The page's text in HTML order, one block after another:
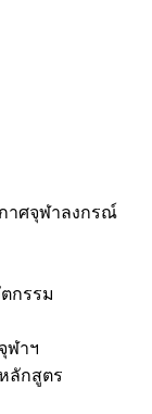
าศจุฬาลงกรณ์
กรรม
ฬาฯ
ลักสูตร